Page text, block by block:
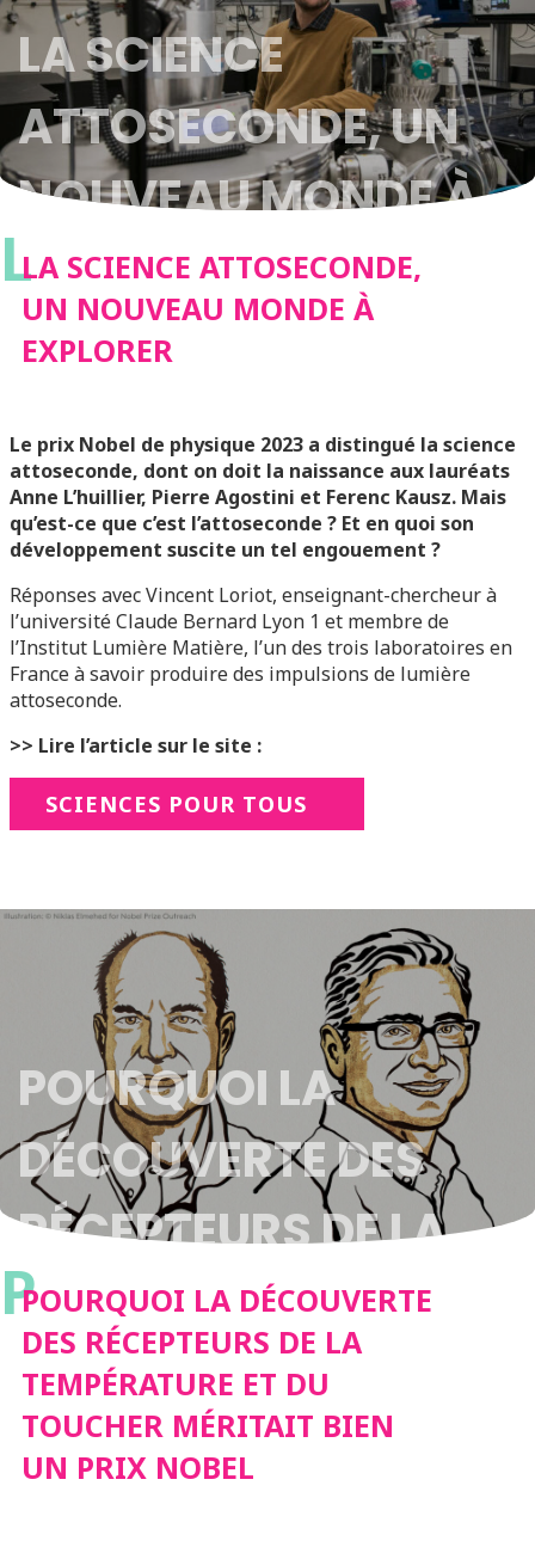
LA SCIENCE
ATTOSECONDE, UN
NOUVEAU MONDE À
EXPLORER
LLA SCIENCE ATTOSECONDE,
UN NOUVEAU MONDE À
EXPLORER
Le prix Nobel de physique 2023 a distingué la science
attoseconde, dont on doit la naissance aux lauréats
Anne L’huillier, Pierre Agostini et Ferenc Kausz. Mais
qu’est-ce que c’est l’attoseconde ? Et en quoi son
développement suscite un tel engouement ?
Réponses avec Vincent Loriot, enseignant-chercheur à
l’université Claude Bernard Lyon 1 et membre de
l’Institut Lumière Matière, l’un des trois laboratoires en
France à savoir produire des impulsions de lumière
attoseconde.
>> Lire l’article sur le site :
SCIENCES POUR TOUS
POURQUOI LA
DÉCOUVERTE DES
RÉCEPTEURS DE LA
TEMPÉRATURE ET DU
TOUCHER MÉRITAIT
BIEN UN PRIX NOBEL
PPOURQUOI LA DÉCOUVERTE
DES RÉCEPTEURS DE LA
TEMPÉRATURE ET DU
TOUCHER MÉRITAIT BIEN
UN PRIX NOBEL